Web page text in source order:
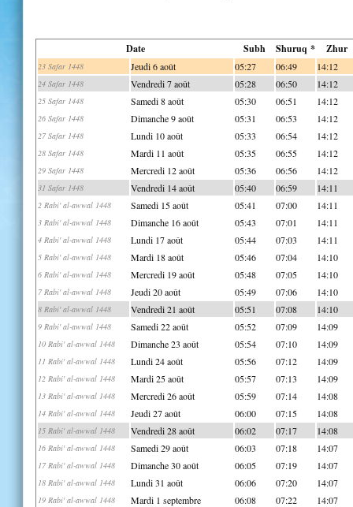
Date Subh Shuruq * Zhur
23 Safar 1448 Jeudi 6 août 05:27 06:49 14:12
24 Safar 1448 Vendredi 7 août 05:28 06:50 14:12
25 Safar 1448 Samedi 8 août 05:30 06:51 14:12
26 Safar 1448 Dimanche 9 août 05:31 06:53 14:12
27 Safar 1448 Lundi 10 août 05:33 06:54 14:12
28 Safar 1448 Mardi 11 août 05:35 06:55 14:12
29 Safar 1448 Mercredi 12 août 05:36 06:56 14:12
31 Safar 1448 Vendredi 14 août 05:40 06:59 14:11
2 Rabi' al-awwal 1448 Samedi 15 août 05:41 07:00 14:11
3 Rabi' al-awwal 1448 Dimanche 16 août 05:43 07:01 14:11
4 Rabi' al-awwal 1448 Lundi 17 août 05:44 07:03 14:11
5 Rabi' al-awwal 1448 Mardi 18 août 05:46 07:04 14:10
6 Rabi' al-awwal 1448 Mercredi 19 août 05:48 07:05 14:10
7 Rabi' al-awwal 1448 Jeudi 20 août 05:49 07:06 14:10
8 Rabi' al-awwal 1448 Vendredi 21 août 05:51 07:08 14:10
9 Rabi' al-awwal 1448 Samedi 22 août 05:52 07:09 14:09
10 Rabi' al-awwal 1448 Dimanche 23 août 05:54 07:10 14:09
11 Rabi' al-awwal 1448 Lundi 24 août 05:56 07:12 14:09
12 Rabi' al-awwal 1448 Mardi 25 août 05:57 07:13 14:09
13 Rabi' al-awwal 1448 Mercredi 26 août 05:59 07:14 14:08
14 Rabi' al-awwal 1448 Jeudi 27 août 06:00 07:15 14:08
15 Rabi' al-awwal 1448 Vendredi 28 août 06:02 07:17 14:08
16 Rabi' al-awwal 1448 Samedi 29 août 06:03 07:18 14:07
17 Rabi' al-awwal 1448 Dimanche 30 août 06:05 07:19 14:07
18 Rabi' al-awwal 1448 Lundi 31 août 06:06 07:20 14:07
19 Rabi' al-awwal 1448 Mardi 1 septembre 06:08 07:22 14:07